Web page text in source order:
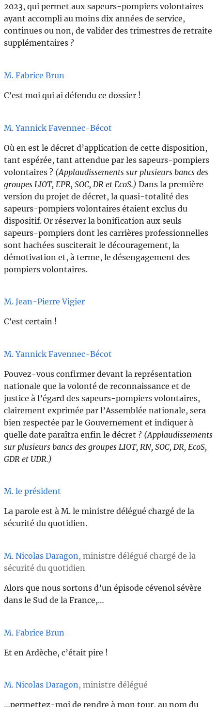
2023, qui permet aux sapeurs-pompiers volontaires
ayant accompli au moins dix années de service,
continues ou non, de valider des trimestres de retraite
supplémentaires ?
M. Fabrice Brun
C’est moi qui ai défendu ce dossier !
M. Yannick Favennec-Bécot
Où en est le décret d’application de cette disposition,
tant espérée, tant attendue par les sapeurs-pompiers
volontaires ? (Applaudissements sur plusieurs bancs des
groupes LIOT, EPR, SOC, DR et EcoS.) Dans la première
version du projet de décret, la quasi-totalité des
sapeurs-pompiers volontaires étaient exclus du
dispositif. Or réserver la bonification aux seuls
sapeurs-pompiers dont les carrières professionnelles
sont hachées susciterait le découragement, la
démotivation et, à terme, le désengagement des
pompiers volontaires.
M. Jean-Pierre Vigier
C’est certain !
M. Yannick Favennec-Bécot
Pouvez-vous confirmer devant la représentation
nationale que la volonté de reconnaissance et de
justice à l’égard des sapeurs-pompiers volontaires,
clairement exprimée par l’Assemblée nationale, sera
bien respectée par le Gouvernement et indiquer à
quelle date paraîtra enfin le décret ? (Applaudissements
sur plusieurs bancs des groupes LIOT, RN, SOC, DR, EcoS,
GDR et UDR.)
M. le président
La parole est à M. le ministre délégué chargé de la
sécurité du quotidien.
M. Nicolas Daragon , ministre délégué chargé de la
sécurité du quotidien
Alors que nous sortons d’un épisode cévenol sévère
dans le Sud de la France,…
M. Fabrice Brun
Et en Ardèche, c’était pire !
M. Nicolas Daragon, ministre délégué
…permettez-moi de rendre à mon tour, au nom du